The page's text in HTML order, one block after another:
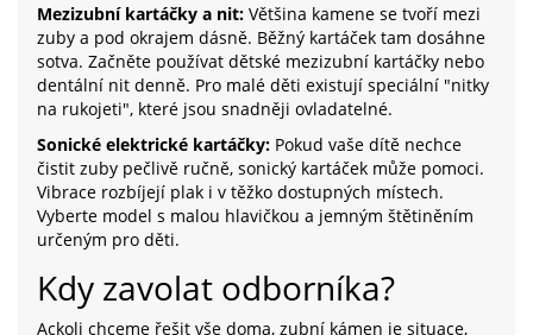
Mezizubní kartáčky a nit: Většina kamene se tvoří mezi
zuby a pod okrajem dásně. Běžný kartáček tam dosáhne
sotva. Začněte používat dětské mezizubní kartáčky nebo
dentální nit denně. Pro malé děti existují speciální "nitky
na rukojeti", které jsou snadněji ovladatelné.
Sonické elektrické kartáčky: Pokud vaše dítě nechce
čistit zuby pečlivě ručně, sonický kartáček může pomoci.
Vibrace rozbíjejí plak i v těžko dostupných místech.
Vyberte model s malou hlavičkou a jemným štětiněním
určeným pro děti.
Kdy zavolat odborníka?
Ackoli chceme řešit vše doma, zubní kámen je situace,